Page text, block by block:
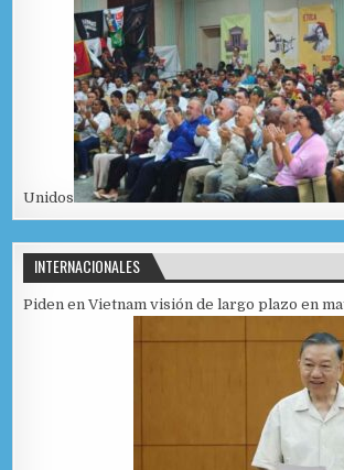
Unidos
INTERNACIONALES
Piden en Vietnam visión de largo plazo en